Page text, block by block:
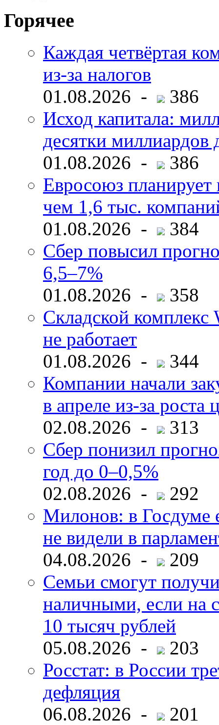
Горячее
Каждая четвёртая
из-за налогов
01.08.2026 -
386
Исход капитала:
десятки миллиардов
01.08.2026 -
386
Евросоюз планирует
чем 1,6 тыс.
01.08.2026 -
384
Сбер повысил
6,5–7%
01.08.2026 -
358
Складской комплекс
не работает
01.08.2026 -
344
Компании начали
в апреле из-за роста
02.08.2026 -
313
Сбер понизил
год до 0–0,5%
02.08.2026 -
292
Милонов: в Госдуме
не видели в
04.08.2026 -
209
Семьи смогут
наличными, если на
10 тысяч рублей
05.08.2026 -
203
Росстат: в России
дефляция
06.08.2026 -
201